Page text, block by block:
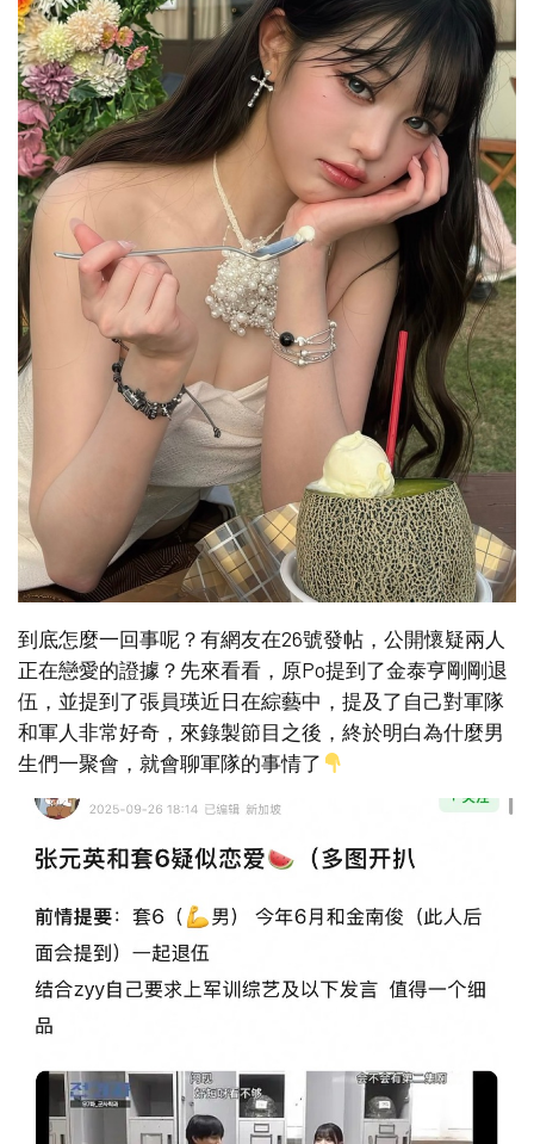
到底怎麼一回事呢？有網友在26號發帖，公開懷疑兩人
正在戀愛的證據？先來看看，原Po提到了金泰亨剛剛退
伍，並提到了張員瑛近日在綜藝中，提及了自己對軍隊
和軍人非常好奇，來錄製節目之後，終於明白為什麼男
生們一聚會，就會聊軍隊的事情了